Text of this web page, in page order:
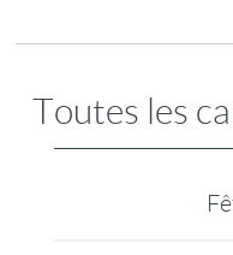
Toutes les